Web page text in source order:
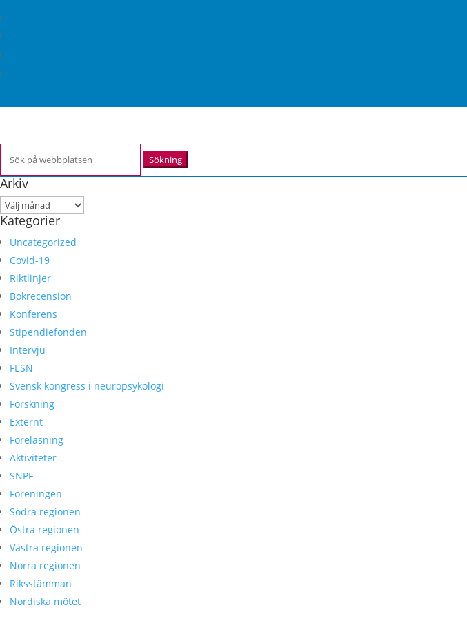
efter:
Arkiv
Arkiv
Kategorier
Uncategorized
Covid-19
Riktlinjer
Bokrecension
Konferens
Stipendiefonden
Intervju
FESN
Svensk kongress i neuropsykologi
Forskning
Externt
Föreläsning
Aktiviteter
SNPF
Föreningen
Södra regionen
Östra regionen
Västra regionen
Norra regionen
Riksstämman
Nordiska mötet